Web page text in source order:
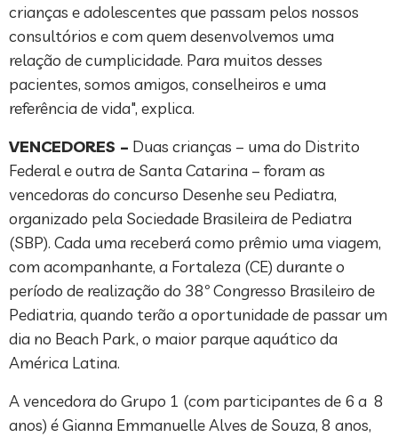
crianças e adolescentes que passam pelos nossos
consultórios e com quem desenvolvemos uma
relação de cumplicidade. Para muitos desses
pacientes, somos amigos, conselheiros e uma
referência de vida", explica.
VENCEDORES – Duas crianças – uma do Distrito
Federal e outra de Santa Catarina – foram as
vencedoras do concurso Desenhe seu Pediatra,
organizado pela Sociedade Brasileira de Pediatra
(SBP). Cada uma receberá como prêmio uma viagem,
com acompanhante, a Fortaleza (CE) durante o
período de realização do 38º Congresso Brasileiro de
Pediatria, quando terão a oportunidade de passar um
dia no Beach Park, o maior parque aquático da
América Latina.
A vencedora do Grupo 1 (com participantes de 6 a 8
anos) é Gianna Emmanuelle Alves de Souza, 8 anos,